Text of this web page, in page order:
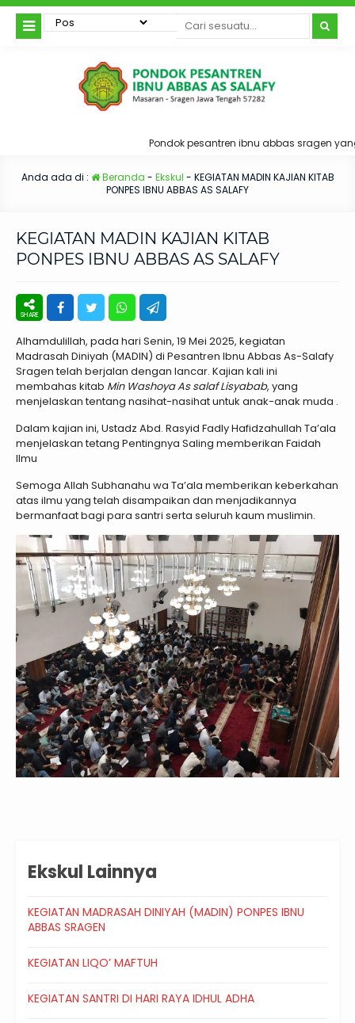
Pondok pesantren ibnu abbas sragen
Anda ada di : Beranda - Ekskul - KEGIATAN MADIN KAJIAN KITAB
PONPES IBNU ABBAS AS SALAFY
KEGIATAN MADIN KAJIAN KITAB
PONPES IBNU ABBAS AS SALAFY
Alhamdulillah, pada hari Senin, 19 Mei 2025, kegiatan
Madrasah Diniyah (MADIN) di Pesantren Ibnu Abbas As-Salafy
Sragen telah berjalan dengan lancar. Kajian kali ini
membahas kitab Min Washoya As salaf Lisyabab, yang
menjelaskan tentang nasihat-nasihat untuk anak-anak muda .
Dalam kajian ini, Ustadz Abd. Rasyid Fadly Hafidzahullah Ta’ala
menjelaskan tetang Pentingnya Saling memberikan Faidah
Ilmu
Semoga Allah Subhanahu wa Ta’ala memberikan keberkahan
atas ilmu yang telah disampaikan dan menjadikannya
bermanfaat bagi para santri serta seluruh kaum muslimin.
Ekskul Lainnya
KEGIATAN MADRASAH DINIYAH (MADIN) PONPES IBNU
ABBAS SRAGEN
KEGIATAN LIQO’ MAFTUH
KEGIATAN SANTRI DI HARI RAYA IDHUL ADHA